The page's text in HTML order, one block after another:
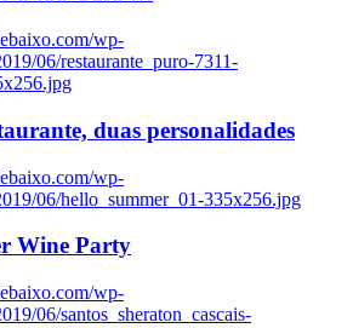
wp-
06/restaurante_puro-7311-
duas personalidades
wp-
06/hello_summer_01-335x256.jpg
Wine Party
wp-
06/santos_sheraton_cascais-